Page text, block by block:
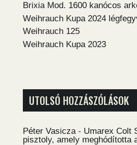
Brixia Mod. 1600 kanócos
Weihrauch Kupa 2024
Weihrauch 125
Weihrauch Kupa 2023
UTOLSÓ HOZZÁSZÓLÁSOK
Péter Vasicza - Umarex Colt
pisztoly, amely meghódította